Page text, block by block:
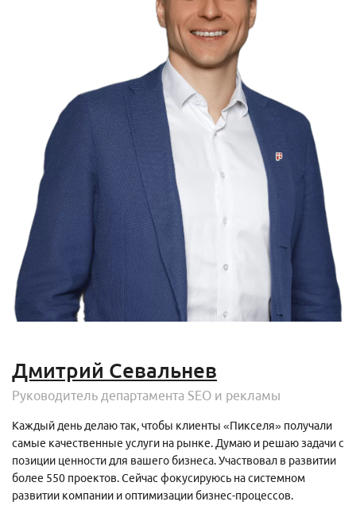
Дмитрий Севальнев
Руководитель департамента SEO и рекламы
Каждый день делаю так, чтобы клиенты «Пикселя» получали
самые качественные услуги на рынке. Думаю и решаю задачи с
позиции ценности для вашего бизнеса. Участвовал в развитии
более 550 проектов. Сейчас фокусируюсь на системном
развитии компании и оптимизации бизнес-процессов.